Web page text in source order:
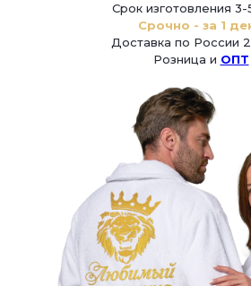
Срок изготовления
Cрочно - за 1
Доставка по России
Розница и ОПТ